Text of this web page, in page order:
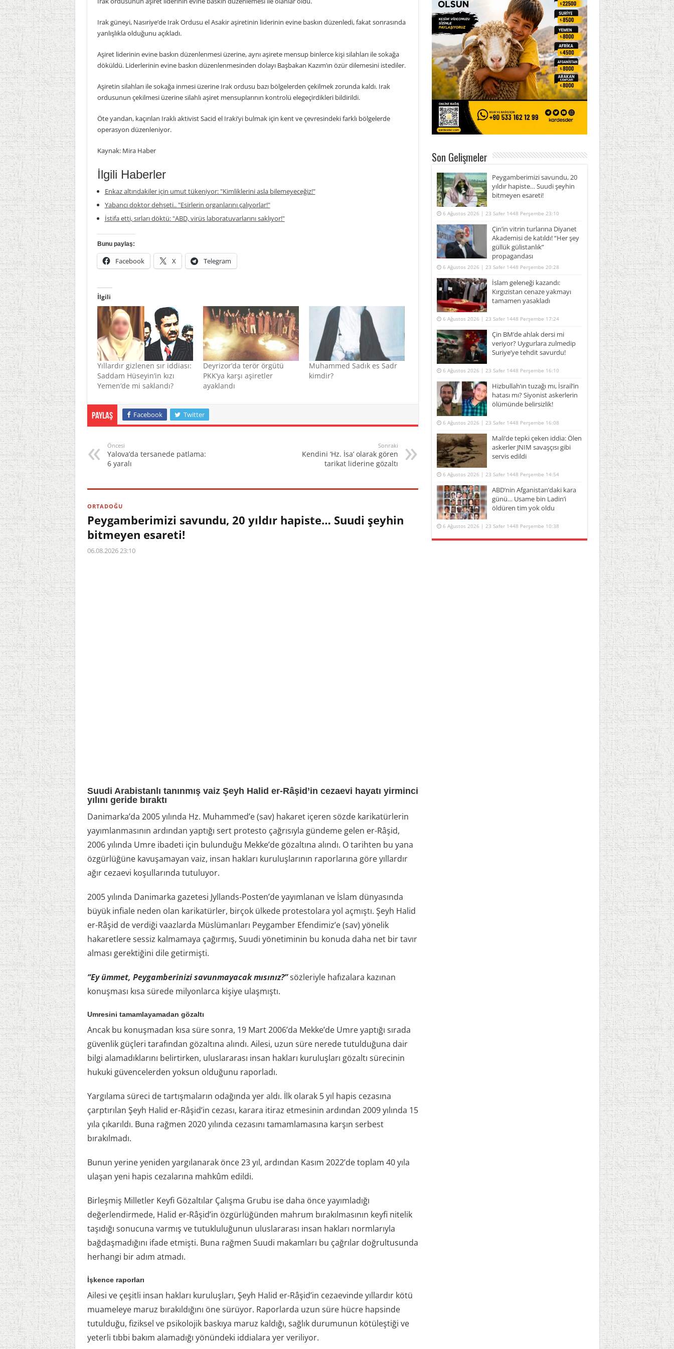
Irak güneyi, Nasıriye’de Irak Ordusu el Asakir aşiretinin liderinin evine baskın düzenledi, fakat sonrasında
yanlışlıkla olduğunu açıkladı.
Aşiret liderinin evine baskın düzenlenmesi üzerine, aynı aşirete mensup binlerce kişi silahları ile sokağa
döküldü. Liderlerinin evine baskın düzenlenmesinden dolayı Başbakan Kazım’ın özür dilemesini istediler.
Aşiretin silahları ile sokağa inmesi üzerine Irak ordusu bazı bölgelerden çekilmek zorunda kaldı. Irak
ordusunun çekilmesi üzerine silahlı aşiret mensuplarının kontrolü elegeçirdikleri bildirildi.
Öte yandan, kaçırılan Iraklı aktivist Sacid el Iraki’yi bulmak için kent ve çevresindeki farklı bölgelerde
operasyon düzenleniyor.
Kaynak: Mira Haber
İlgili Haberler
Enkaz altındakiler için umut tükeniyor: "Kimliklerini asla bilemeyeceğiz!"
Yabancı doktor dehşeti.. "Esirlerin organlarını çalıyorlar!"
İstifa etti, sırları döktü: "ABD, virüs laboratuvarlarını saklıyor!"
Bunu paylaş:
Facebook X Telegram
İlgili
Yıllardır gizlenen sır iddiası:
Saddam Hüseyin’in kızı
Yemen’de mi saklandı?
Deyrizor’da terör örgütü
PKK’ya karşı aşiretler
ayaklandı
Muhammed Sadık es Sadr
kimdir?
Paylaş Facebook Twitter
Öncesi
Yalova’da tersanede patlama:
6 yaralı
Sonraki
Kendini ‘Hz. İsa’ olarak gören
tarikat liderine gözaltı
ORTADOĞU
Peygamberimizi savundu, 20 yıldır hapiste… Suudi şeyhin
bitmeyen esareti!
06.08.2026 23:10
Suudi Arabistanlı tanınmış vaiz Şeyh Halid er-Râşid’in cezaevi hayatı yirminci
yılını geride bıraktı
Danimarka’da 2005 yılında Hz. Muhammed’e (sav) hakaret içeren sözde karikatürlerin
yayımlanmasının ardından yaptığı sert protesto çağrısıyla gündeme gelen er-Râşid,
2006 yılında Umre ibadeti için bulunduğu Mekke’de gözaltına alındı. O tarihten bu yana
özgürlüğüne kavuşamayan vaiz, insan hakları kuruluşlarının raporlarına göre yıllardır
ağır cezaevi koşullarında tutuluyor.
2005 yılında Danimarka gazetesi Jyllands-Posten’de yayımlanan ve İslam dünyasında
büyük infiale neden olan karikatürler, birçok ülkede protestolara yol açmıştı. Şeyh Halid
er-Râşid de verdiği vaazlarda Müslümanları Peygamber Efendimiz’e (sav) yönelik
hakaretlere sessiz kalmamaya çağırmış, Suudi yönetiminin bu konuda daha net bir tavır
alması gerektiğini dile getirmişti.
“Ey ümmet, Peygamberinizi savunmayacak mısınız?”sözleriyle hafızalara kazınan
konuşması kısa sürede milyonlarca kişiye ulaşmıştı.
Umresini tamamlayamadan gözaltı
Ancak bu konuşmadan kısa süre sonra, 19 Mart 2006’da Mekke’de Umre yaptığı sırada
güvenlik güçleri tarafından gözaltına alındı. Ailesi, uzun süre nerede tutulduğuna dair
bilgi alamadıklarını belirtirken, uluslararası insan hakları kuruluşları gözaltı sürecinin
hukuki güvencelerden yoksun olduğunu raporladı.
Yargılama süreci de tartışmaların odağında yer aldı. İlk olarak 5 yıl hapis cezasına
çarptırılan Şeyh Halid er-Râşid’in cezası, karara itiraz etmesinin ardından 2009 yılında 15
yıla çıkarıldı. Buna rağmen 2020 yılında cezasını tamamlamasına karşın serbest
bırakılmadı.
Bunun yerine yeniden yargılanarak önce 23 yıl, ardından Kasım 2022’de toplam 40 yıla
ulaşan yeni hapis cezalarına mahkûm edildi.
Birleşmiş Milletler Keyfi Gözaltılar Çalışma Grubu ise daha önce yayımladığı
değerlendirmede, Halid er-Râşid’in özgürlüğünden mahrum bırakılmasının keyfi nitelik
taşıdığı sonucuna varmış ve tutukluluğunun uluslararası insan hakları normlarıyla
bağdaşmadığını ifade etmişti. Buna rağmen Suudi makamları bu çağrılar doğrultusunda
herhangi bir adım atmadı.
İşkence raporları
Ailesi ve çeşitli insan hakları kuruluşları, Şeyh Halid er-Râşid’in cezaevinde yıllardır kötü
muameleye maruz bırakıldığını öne sürüyor. Raporlarda uzun süre hücre hapsinde
tutulduğu, fiziksel ve psikolojik baskıya maruz kaldığı, sağlık durumunun kötüleştiği ve
yeterli tıbbi bakım alamadığı yönündeki iddialara yer veriliyor.
Son Gelişmeler
Peygamberimizi savundu, 20
yıldır hapiste… Suudi şeyhin
bitmeyen esareti!
6 Ağustos 2026 | 23 Safer 1448 Perşembe 23:10
Çin’in vitrin turlarına Diyanet
Akademisi de katıldı! “Her şey
güllük gülistanlık”
propagandası
6 Ağustos 2026 | 23 Safer 1448 Perşembe 20:28
İslam geleneği kazandı:
Kırgızistan cenaze yakmayı
tamamen yasakladı
6 Ağustos 2026 | 23 Safer 1448 Perşembe 17:24
Çin BM’de ahlak dersi mi
veriyor? Uygurlara zulmedip
Suriye’ye tehdit savurdu!
6 Ağustos 2026 | 23 Safer 1448 Perşembe 16:10
Hizbullah’ın tuzağı mı, İsrail’in
hatası mı? Siyonist askerlerin
ölümünde belirsizlik!
6 Ağustos 2026 | 23 Safer 1448 Perşembe 16:08
Mali’de tepki çeken iddia: Ölen
askerler JNIM savaşçısı gibi
servis edildi
6 Ağustos 2026 | 23 Safer 1448 Perşembe 14:54
ABD’nin Afganistan’daki kara
günü… Usame bin Ladin’i
öldüren tim yok oldu
6 Ağustos 2026 | 23 Safer 1448 Perşembe 10:38